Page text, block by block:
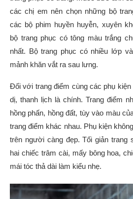
các chị em nên chọn những bộ
các bộ phim huyền huyễn, xuyên
bộ trang phục có tông màu trắng
nhất. Bộ trang phục có nhiều lớp
mảnh khăn vắt ra sau lưng.
Đối với trang điểm cùng các phụ
dị, thanh lịch là chính. Trang điểm
hồng phấn, hồng đất, tùy vào màu
trang điểm khác nhau. Phụ kiện
trên người càng đẹp. Tối giản trang
hai chiếc trâm cài, mấy bông hoa,
mái tóc thả dài làm kiểu nhẹ.